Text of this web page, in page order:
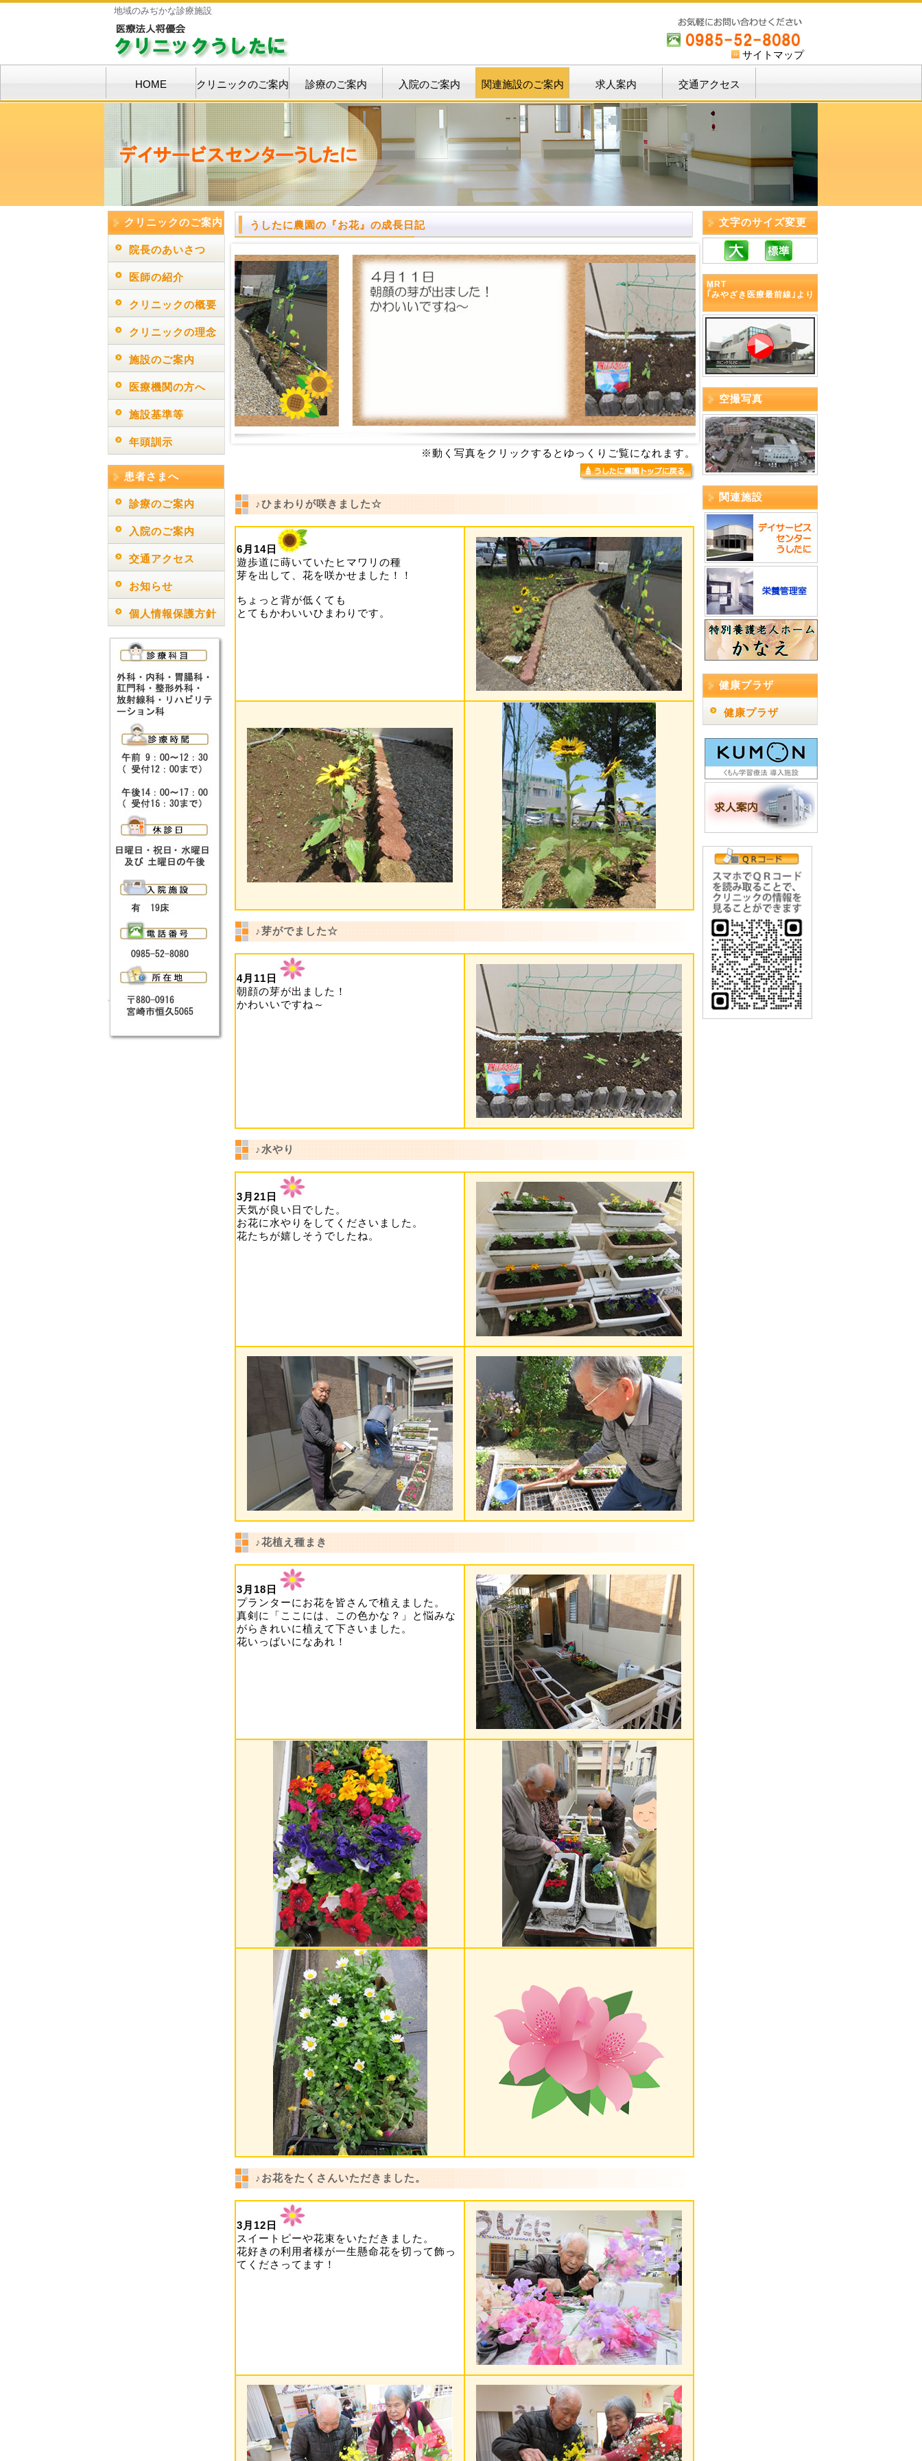
地域のみぢかな診療施設
サイトマップ
HOME クリニックのご案内 診療のご案内 入院のご案内 関連施設のご案内 求人案内 交通アクセス
クリニックのご案内
院長のあいさつ
医師の紹介
クリニックの概要
クリニックの理念
施設のご案内
医療機関の方へ
施設基準等
年頭訓示
患者さまへ
診療のご案内
入院のご案内
交通アクセス
お知らせ
個人情報保護方針
うしたに農園の『お花』の成長日記
※動く写真をクリックするとゆっくりご覧になれます。
♪ひまわりが咲きました☆
6月14日
遊歩道に蒔いていたヒマワリの種
芽を出して、花を咲かせました！！
ちょっと背が低くても
とてもかわいいひまわりです。
♪芽がでました☆
4月11日
朝顔の芽が出ました！
かわいいですね～
♪水やり
3月21日
天気が良い日でした。
お花に水やりをしてくださいました。
花たちが嬉しそうでしたね。
♪花植え種まき
3月18日
プランターにお花を皆さんで植えました。
真剣に「ここには、この色かな？」と悩みな
がらきれいに植えて下さいました。
花いっぱいになあれ！
♪お花をたくさんいただきました。
3月12日
スイートピーや花束をいただきました。
花好きの利用者様が一生懸命花を切って飾っ
てくださってます！
文字のサイズ変更
MRT
｢みやざき医療最前線｣より
空撮写真
関連施設
健康プラザ
健康プラザ